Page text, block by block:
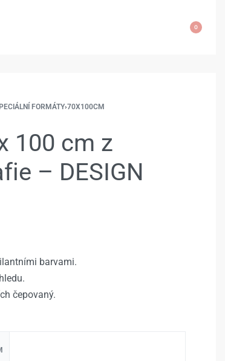
0
FORMÁTY›70X100CM
100 cm z
– DESIGN
barvami.
čepovaný.